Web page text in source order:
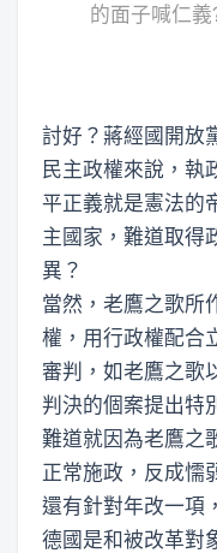
的面子喊仁
討好？蔣經國開放
民主政權來說，執
平正義就是憲法的
主國家，難道取得
異？
當然，老鷹之歌所
權，用行政權配合
審判，如老鷹之歌
判決的個案提出特
難道就因為老鷹之
正常施政，反成懦
還有針對年改一項
德國是和被改革對